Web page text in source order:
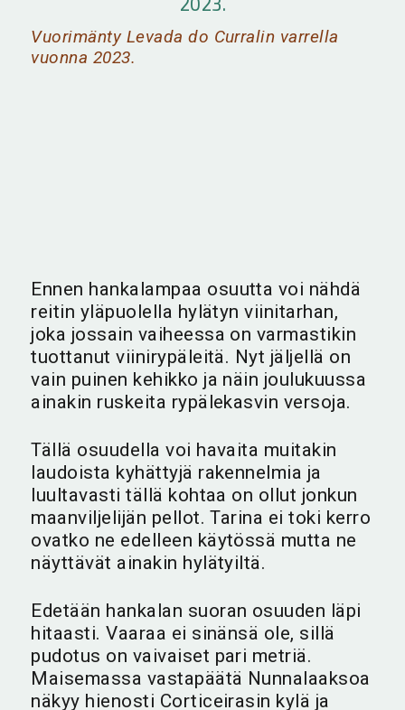
Vuorimänty Levada do Curralin varrella
vuonna 2023.
Ennen hankalampaa osuutta voi nähdä
reitin yläpuolella hylätyn viinitarhan,
joka jossain vaiheessa on varmastikin
tuottanut viinirypäleitä. Nyt jäljellä on
vain puinen kehikko ja näin joulukuussa
ainakin ruskeita rypälekasvin versoja.
Tällä osuudella voi havaita muitakin
laudoista kyhättyjä rakennelmia ja
luultavasti tällä kohtaa on ollut jonkun
maanviljelijän pellot. Tarina ei toki kerro
ovatko ne edelleen käytössä mutta ne
näyttävät ainakin hylätyiltä.
Edetään hankalan suoran osuuden läpi
hitaasti. Vaaraa ei sinänsä ole, sillä
pudotus on vaivaiset pari metriä.
Maisemassa vastapäätä Nunnalaaksoa
näkyy hienosti Corticeirasin kylä ja